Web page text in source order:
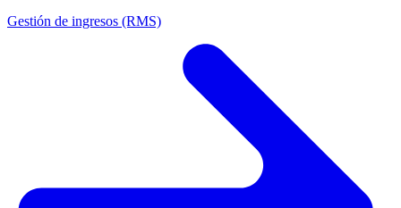
Gestión de ingresos (RMS)